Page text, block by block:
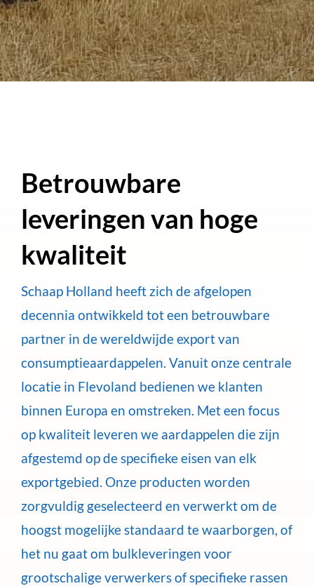
Betrouwbare
leveringen van hoge
kwaliteit
Schaap Holland heeft zich de afgelopen
decennia ontwikkeld tot een betrouwbare
partner in de wereldwijde export van
consumptieaardappelen. Vanuit onze centrale
locatie in Flevoland bedienen we klanten
binnen Europa en omstreken. Met een focus
op kwaliteit leveren we aardappelen die zijn
afgestemd op de specifieke eisen van elk
exportgebied. Onze producten worden
zorgvuldig geselecteerd en verwerkt om de
hoogst mogelijke standaard te waarborgen, of
het nu gaat om bulkleveringen voor
grootschalige verwerkers of specifieke rassen